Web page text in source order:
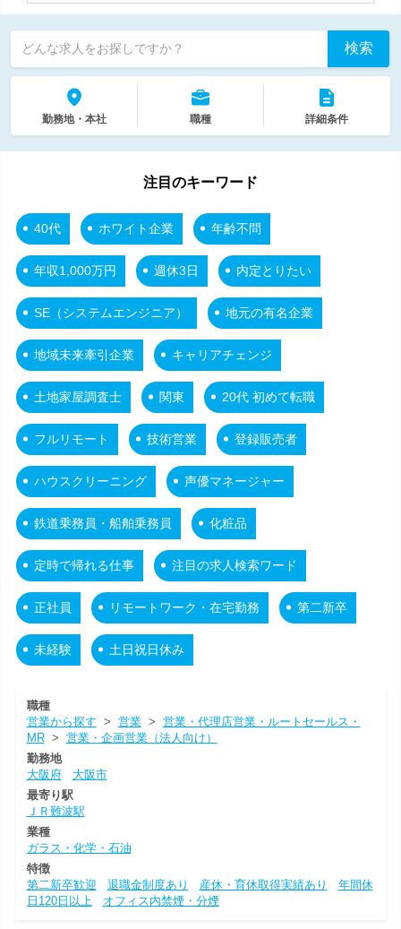
どんな求人をお探しですか？ 検索
勤務地・本社 職種 詳細条件
注目のキーワード
40代 ホワイト企業 年齢不問
年収1,000万円 週休3日 内定とりたい
SE（システムエンジニア） 地元の有名企業
地域未来牽引企業 キャリアチェンジ
土地家屋調査士 関東 20代 初めて転職
フルリモート 技術営業 登録販売者
ハウスクリーニング 声優マネージャー
鉄道乗務員・船舶乗務員 化粧品
定時で帰れる仕事 注目の求人検索ワード
正社員 リモートワーク・在宅勤務 第二新卒
未経験 土日祝日休み
職種
営業から探す > 営業> 営業・代理店営業・ルートセールス・
MR> 営業・企画営業（法人向け）
勤務地
大阪府
大阪市
最寄り駅
ＪＲ難波駅
業種
ガラス・化学・石油
特徴
第二新卒歓迎
退職金制度あり 産休・育休取得実績あり
年間休
日120日以上
オフィス内禁煙・分煙